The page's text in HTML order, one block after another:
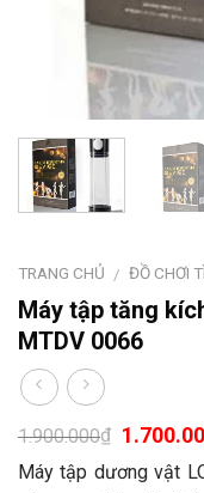
TRANG CHỦ / ĐỒ CHƠI
Máy tập tăng
MTDV 0066
1.900.000₫
Máy tập dương vật